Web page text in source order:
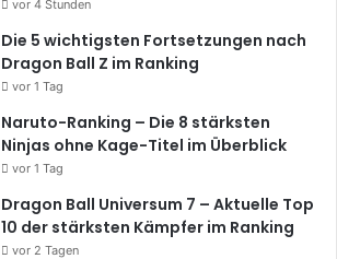
vor 4 Stunden
Die 5 wichtigsten Fortsetzungen nach
Dragon Ball Z im Ranking
vor 1 Tag
Naruto-Ranking – Die 8 stärksten
Ninjas ohne Kage-Titel im Überblick
vor 1 Tag
Dragon Ball Universum 7 – Aktuelle Top
10 der stärksten Kämpfer im Ranking
vor 2 Tagen